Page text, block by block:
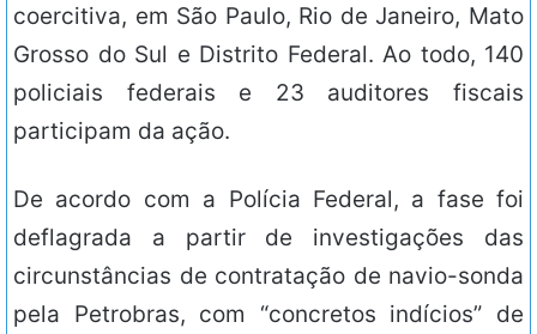
coercitiva, em São Paulo, Rio de Janeiro, Mato
Grosso do Sul e Distrito Federal. Ao todo, 140
policiais federais e 23 auditores fiscais
participam da ação.
De acordo com a Polícia Federal, a fase foi
deflagrada a partir de investigações das
circunstâncias de contratação de navio-sonda
pela Petrobras, com “concretos indícios” de